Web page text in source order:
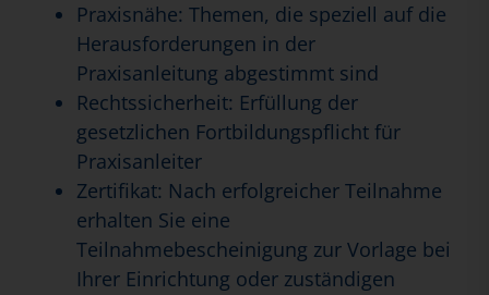
Praxisnähe: Themen, die speziell auf die
Herausforderungen in der
Praxisanleitung abgestimmt sind
Rechtssicherheit: Erfüllung der
gesetzlichen Fortbildungspflicht für
Praxisanleiter
Zertifikat: Nach erfolgreicher Teilnahme
erhalten Sie eine
Teilnahmebescheinigung zur Vorlage bei
Ihrer Einrichtung oder zuständigen